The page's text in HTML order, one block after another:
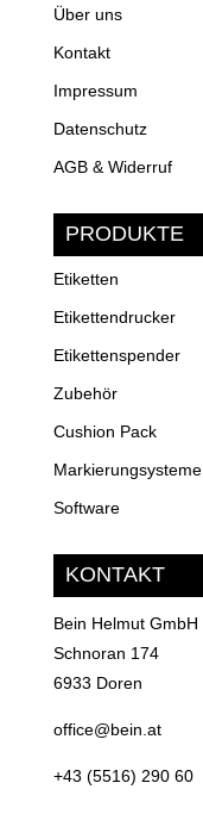
Über uns
Kontakt
Impressum
Datenschutz
AGB & Widerruf
PRODUKTE
Etiketten
Etikettendrucker
Etikettenspender
Zubehör
Cushion Pack
Markierungsysteme
Software
KONTAKT
Bein Helmut GmbH
Schnoran 174
6933 Doren
office@bein.at
+43 (5516) 290 60